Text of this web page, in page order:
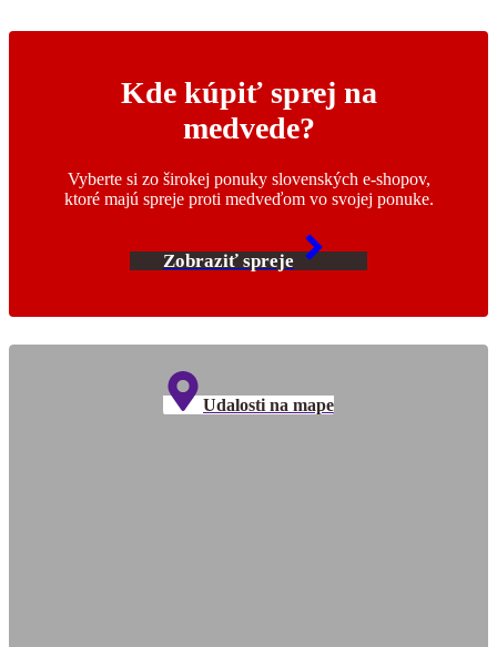
Kde kúpiť sprej na
medvede?
Vyberte si zo širokej ponuky slovenských e-shopov,
ktoré majú spreje proti medveďom vo svojej ponuke.
Zobraziť spreje
Udalosti na mape